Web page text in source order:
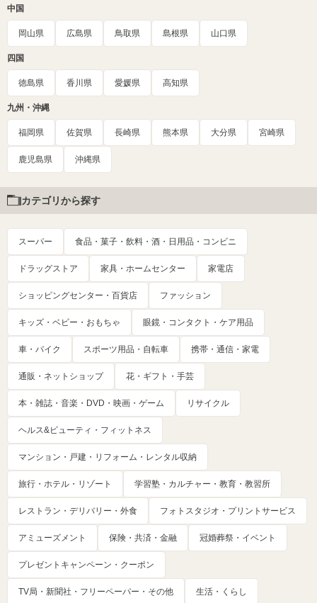
中国
岡山県 広島県 鳥取県 島根県 山口県
四国
徳島県 香川県 愛媛県 高知県
九州・沖縄
福岡県 佐賀県 長崎県 熊本県 大分県 宮崎県
鹿児島県 沖縄県
カテゴリから探す
スーパー 食品・菓子・飲料・酒・日用品・コンビニ
ドラッグストア 家具・ホームセンター 家電店
ショッピングセンター・百貨店 ファッション
キッズ・ベビー・おもちゃ 眼鏡・コンタクト・ケア用品
車・バイク スポーツ用品・自転車 携帯・通信・家電
通販・ネットショップ 花・ギフト・手芸
本・雑誌・音楽・DVD・映画・ゲーム リサイクル
ヘルス&ビューティ・フィットネス
マンション・戸建・リフォーム・レンタル収納
旅行・ホテル・リゾート 学習塾・カルチャー・教育・教習所
レストラン・デリバリー・外食 フォトスタジオ・プリントサービス
アミューズメント 保険・共済・金融 冠婚葬祭・イベント
プレゼントキャンペーン・クーポン
TV局・新聞社・フリーペーパー・その他 生活・くらし